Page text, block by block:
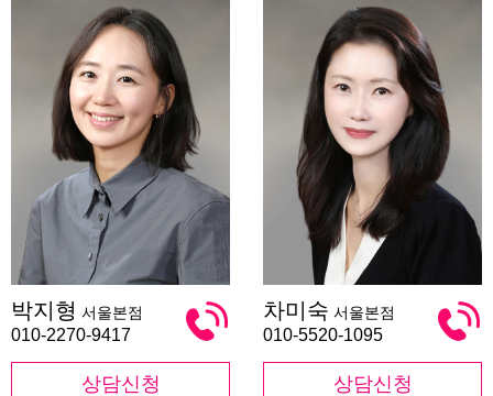
지
형
박지형 서울본점
010-2270-9417
상담신청
미
숙
차미숙 서울본점
010-5520-1095
상담신청